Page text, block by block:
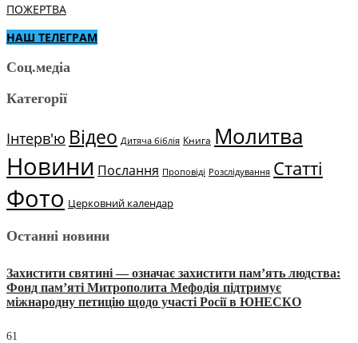
ПОЖЕРТВА
НАШ ТЕЛЕГРАМ
Соц.медіа
Категорії
Інтерв'ю Відео Дитяча біблія Книга Молитва
Новини Послання Проповіді Розслідування Статті
Фото Церковний календар
Останні новини
Захистити святині — означає захистити пам’ять людства:
Фонд пам’яті Митрополита Мефодія підтримує
міжнародну петицію щодо участі Росії в ЮНЕСКО
61